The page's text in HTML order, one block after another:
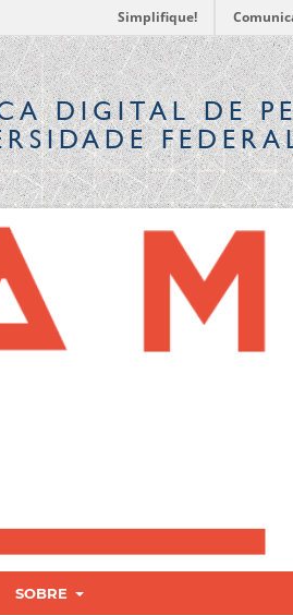
Simplifique!
DIGITALDE
SOBRE